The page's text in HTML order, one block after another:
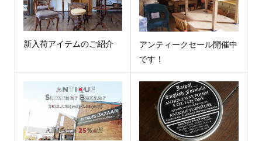
新入荷アイテムのご紹介
アンティークセール開催中
です！